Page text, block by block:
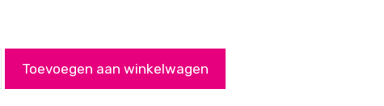
Toevoegen aan winkelwagen